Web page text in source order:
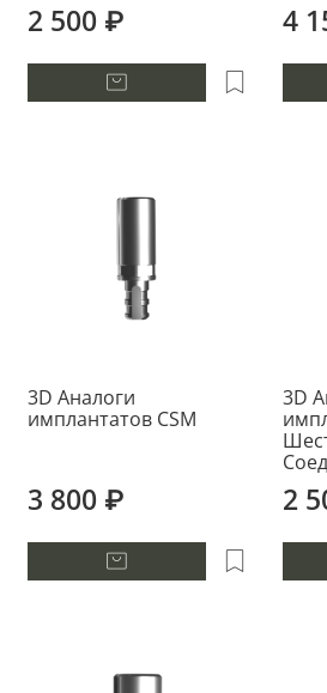
2 500 ₽ 4
3D Аналоги
имплантатов CSM
3 800 ₽
3D
2